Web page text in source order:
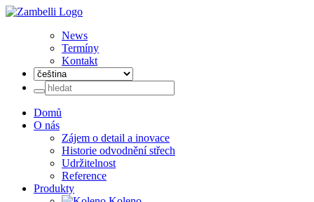
News
Termíny
Kontakt
Domů
O nás
Zájem o detail a inovace
Historie odvodnění střech
Udržitelnost
Reference
Produkty